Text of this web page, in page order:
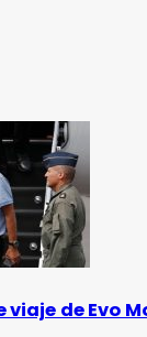
de Evo